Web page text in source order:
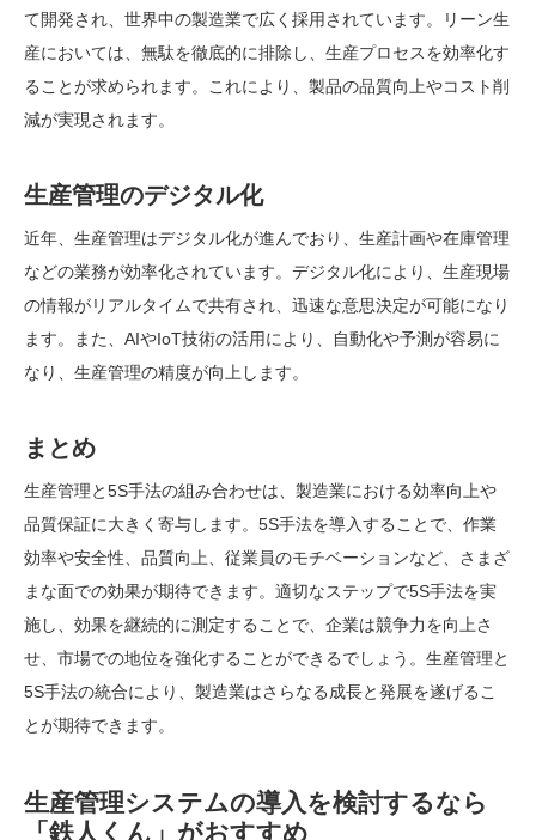
て開発され、世界中の製造業で広く採用されています。リーン生
産においては、無駄を徹底的に排除し、生産プロセスを効率化す
ることが求められます。これにより、製品の品質向上やコスト削
減が実現されます。
生産管理のデジタル化
近年、生産管理はデジタル化が進んでおり、生産計画や在庫管理
などの業務が効率化されています。デジタル化により、生産現場
の情報がリアルタイムで共有され、迅速な意思決定が可能になり
ます。また、AIやIoT技術の活用により、自動化や予測が容易に
なり、生産管理の精度が向上します。
まとめ
生産管理と5S手法の組み合わせは、製造業における効率向上や
品質保証に大きく寄与します。5S手法を導入することで、作業
効率や安全性、品質向上、従業員のモチベーションなど、さまざ
まな面での効果が期待できます。適切なステップで5S手法を実
施し、効果を継続的に測定することで、企業は競争力を向上さ
せ、市場での地位を強化することができるでしょう。生産管理と
5S手法の統合により、製造業はさらなる成長と発展を遂げるこ
とが期待できます。
生産管理システムの導入を検討するなら
「鉄人くん」がおすすめ